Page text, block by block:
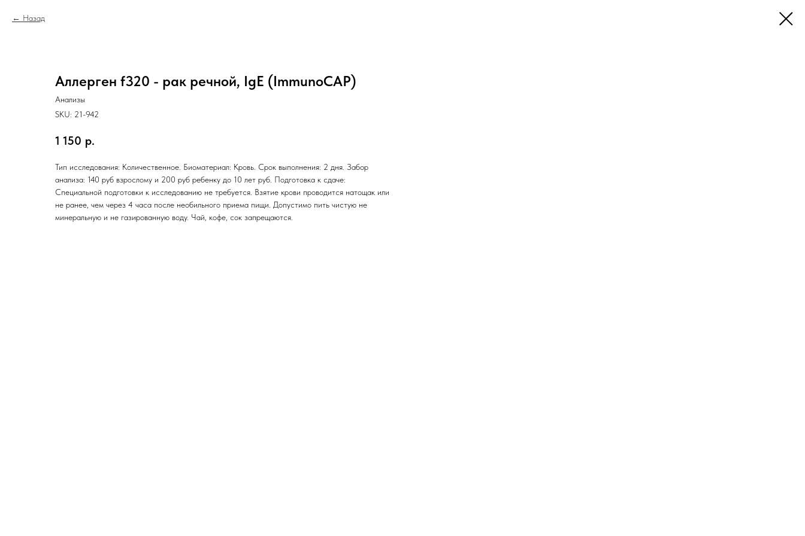
Назад
Аллерген f320 - рак речной, IgE (ImmunoCAP)
Анализы
SKU: 21-942
1 150 р.
Тип исследования: Количественное. Биоматериал: Кровь. Срок выполнения: 2 дня. Забор
анализа: 140 руб взрослому и 200 руб ребенку до 10 лет руб. Подготовка к сдаче:
Специальной подготовки к исследованию не требуется. Взятие крови проводится натощак или
не ранее, чем через 4 часа после необильного приема пищи. Допустимо пить чистую не
минеральную и не газированную воду. Чай, кофе, сок запрещаются.